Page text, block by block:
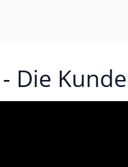
Die